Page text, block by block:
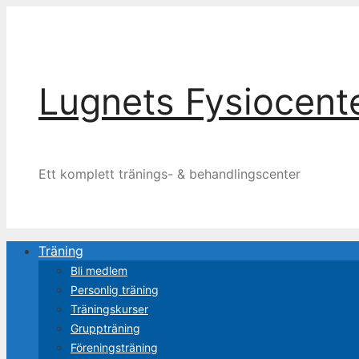
Lugnets
Ett komplett tränings- & behandlingscenter
Träning
Bli medlem
Personlig träning
Tränings­kurser
Grupp­träning
Förenings­träning